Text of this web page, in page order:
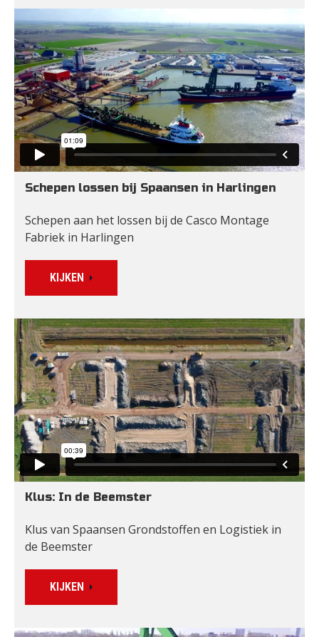
Schepen lossen bij Spaansen in Harlingen
Schepen aan het lossen bij de Casco Montage
Fabriek in Harlingen
KIJKEN
Klus: In de Beemster
Klus van Spaansen Grondstoffen en Logistiek in
de Beemster
KIJKEN